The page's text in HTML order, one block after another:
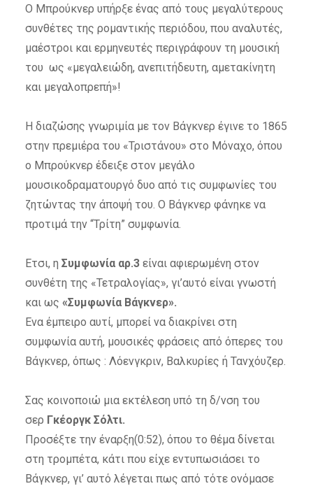
Ο Μπρούκνερ υπήρξε ένας από τους μεγαλύτερους
συνθέτες της ρομαντικής περιόδου, που αναλυτές,
μαέστροι και ερμηνευτές περιγράφουν τη μουσική
του ως «μεγαλειώδη, ανεπιτήδευτη, αμετακίνητη
και μεγαλοπρεπή»!
Η διαζώσης γνωριμία με τον Βάγκνερ έγινε το 1865
στην πρεμιέρα του «Τριστάνου» στο Μόναχο, όπου
ο Μπρούκνερ έδειξε στον μεγάλο
μουσικοδραματουργό δυο από τις συμφωνίες του
ζητώντας την άποψή του. Ο Βάγκνερ φάνηκε να
προτιμά την “Τρίτη” συμφωνία.
Ετσι, η Συμφωνία αρ.3είναι αφιερωμένη στον
συνθέτη της «Τετραλογίας», γι’αυτό είναι γνωστή
και ως «Συμφωνία Βάγκνερ».
Ενα έμπειρο αυτί, μπορεί να διακρίνει στη
συμφωνία αυτή, μουσικές φράσεις από όπερες του
Βάγκνερ, όπως : Λόενγκριν, Βαλκυρίες ή Τανχόυζερ.
Σας κοινοποιώ μια εκτέλεση υπό τη δ/νση του
σερ Γκέοργκ Σόλτι.
Προσέξτε την έναρξη(0:52), όπου το θέμα δίνεται
στη τρομπέτα, κάτι που είχε εντυπωσιάσει το
Βάγκνερ, γι’ αυτό λέγεται πως από τότε ονόμασε